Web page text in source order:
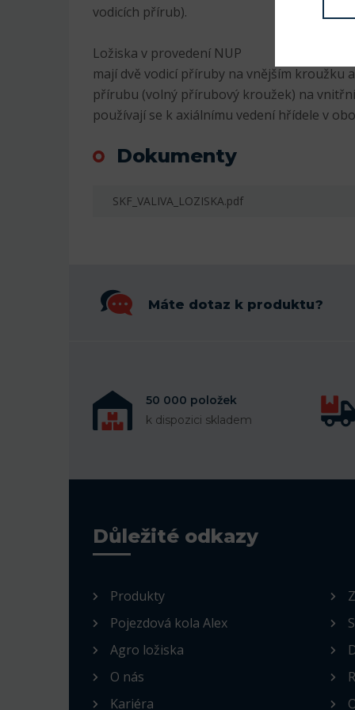
vodicích přírub).
Ložiska v provedení NUP
mají dvě vodicí příruby na vnějším kroužku
přírubu (volný přírubový kroužek) na
používají se k axiálnímu vedení hřídele v
Dokumenty
SKF_VALIVA_LOZISKA.pdf
Máte dotaz k produktu?
50 000 položek
k dispozici skladem
Důležité odkazy
Produkty
Pojezdová kola Alex
Agro ložiska
O nás
Kariéra